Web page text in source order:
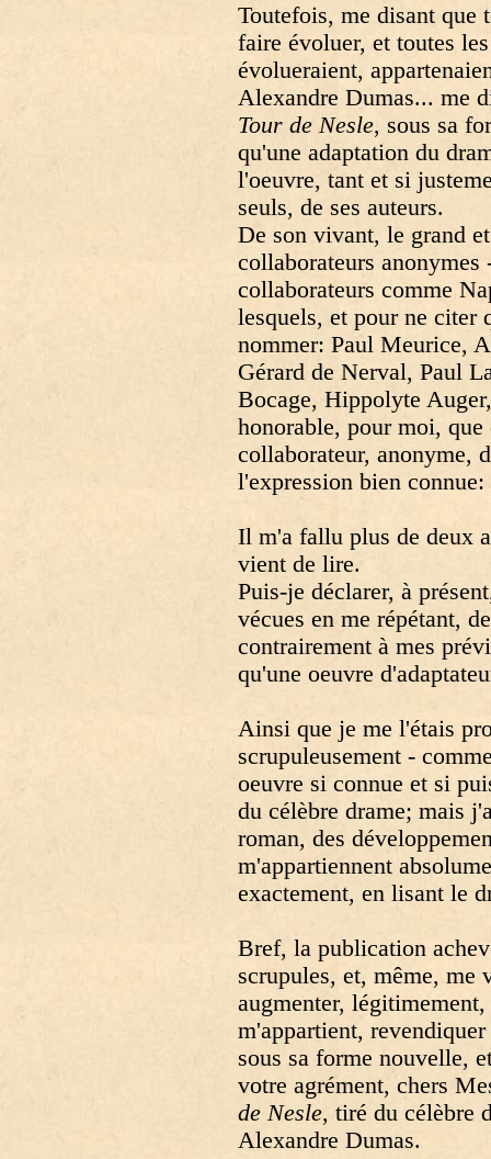
Toutefois, me disant que
faire évoluer, et toutes
évolueraient,
Alexandre Dumas... me
Tour de Nesle, sous sa
qu'une adaptation du
l'oeuvre, tant et si
seuls, de ses auteurs.
De son vivant, le grand
collaborateurs
collaborateurs comme
lesquels, et pour ne citer
nommer: Paul Meurice,
Gérard de Nerval, Paul
Bocage, Hippolyte
honorable, pour moi,
collaborateur, anonyme,
l'expression bien
Il m'a fallu plus de deux
vient de lire.
Puis-je déclarer, à
vécues en me répétant,
contrairement à mes
qu'une oeuvre
Ainsi que je me l'étais
scrupuleusement -
oeuvre si connue et si
du célèbre drame; mais
roman, des
m'appartiennent
exactement, en lisant le
Bref, la publication
scrupules, et, même, me
augmenter,
m'appartient,
sous sa forme nouvelle,
votre agrément, chers
de Nesle, tiré du célèbre
Alexandre Dumas.